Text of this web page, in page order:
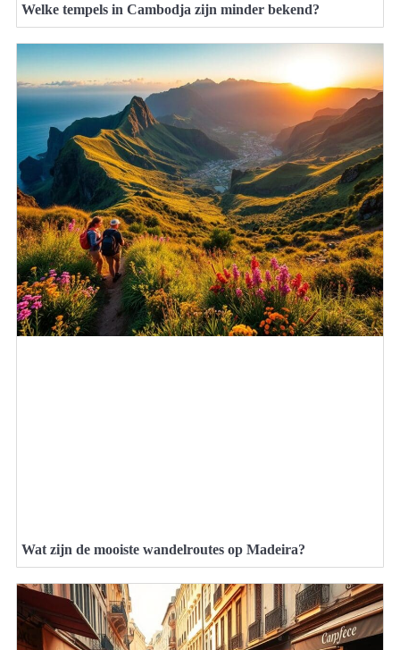
Welke tempels in Cambodja zijn minder bekend?
Wat zijn de mooiste wandelroutes op Madeira?